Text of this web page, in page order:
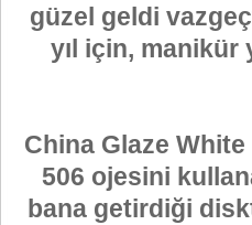
güzel geldi
yıl için, manikür
China Glaze
506 ojesini
bana getirdiği